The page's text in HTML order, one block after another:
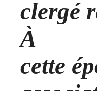
clergé
À
cette